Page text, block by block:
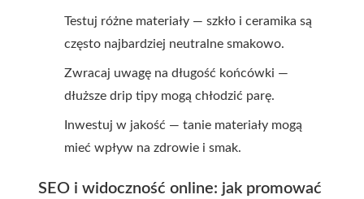
Testuj różne materiały — szkło i ceramika są
często najbardziej neutralne smakowo.
Zwracaj uwagę na długość końcówki —
dłuższe drip tipy mogą chłodzić parę.
Inwestuj w jakość — tanie materiały mogą
mieć wpływ na zdrowie i smak.
SEO i widoczność online: jak promować